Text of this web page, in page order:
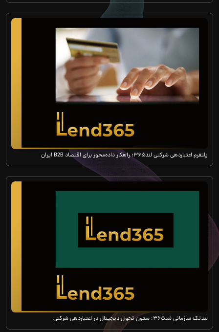
پلتفرم اعتباردهی شرکتی لند۳۶۵؛ راهکار داده‌محور برای اقتصاد B2B ایران
لندتک سازمانی لند۳۶۵؛ ستون تحول دیجیتال در اعتباردهی شرکتی